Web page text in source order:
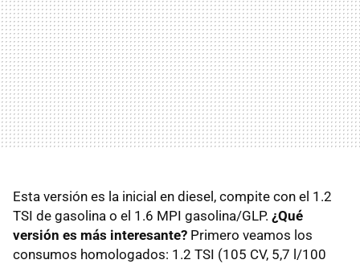
Esta versión es la inicial en diesel, compite con el 1.2
TSI de gasolina o el 1.6 MPI gasolina/GLP. ¿Qué
versión es más interesante? Primero veamos los
consumos homologados: 1.2 TSI (105 CV, 5,7 l/100